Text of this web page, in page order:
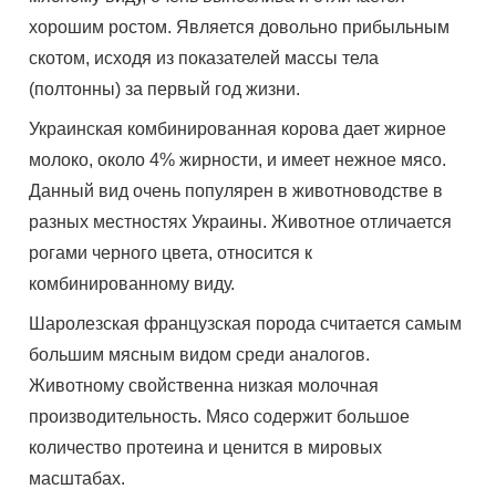
хорошим ростом. Является довольно прибыльным
скотом, исходя из показателей массы тела
(полтонны) за первый год жизни.
Украинская комбинированная корова дает жирное
молоко, около 4% жирности, и имеет нежное мясо.
Данный вид очень популярен в животноводстве в
разных местностях Украины. Животное отличается
рогами черного цвета, относится к
комбинированному виду.
Шаролезская французская порода считается самым
большим мясным видом среди аналогов.
Животному свойственна низкая молочная
производительность. Мясо содержит большое
количество протеина и ценится в мировых
масштабах.